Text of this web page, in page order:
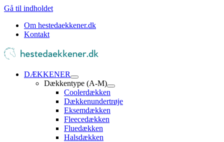
Gå til indholdet
Om hestedaekkener.dk
Kontakt
DÆKKENER
Dækkentype (A-M)
Coolerdækken
Dækkenundertrøje
Eksemdækken
Fleecedækken
Fluedækken
Halsdækken